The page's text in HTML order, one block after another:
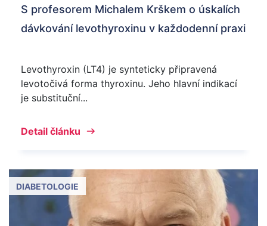
S profesorem Michalem Krškem o úskalích
dávkování levothyroxinu v každodenní praxi
Levothyroxin (LT4) je synteticky připravená
levotočivá forma thyroxinu. Jeho hlavní indikací
je substituční...
Detail článku
DIABETOLOGIE